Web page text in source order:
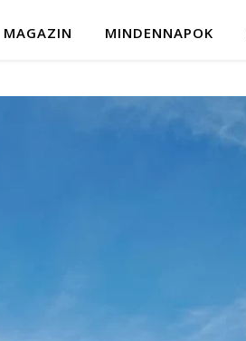
MAGAZIN MINDENNAPOK